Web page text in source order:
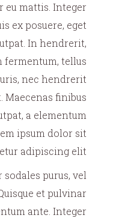
mattis. Integer
ex posuere, eget
In hendrerit,
fermentum, tellus
nec hendrerit
Maecenas finibus
a elementum
ipsum dolor sit
adipiscing elit.
purus, vel
et pulvinar
ante. Integer